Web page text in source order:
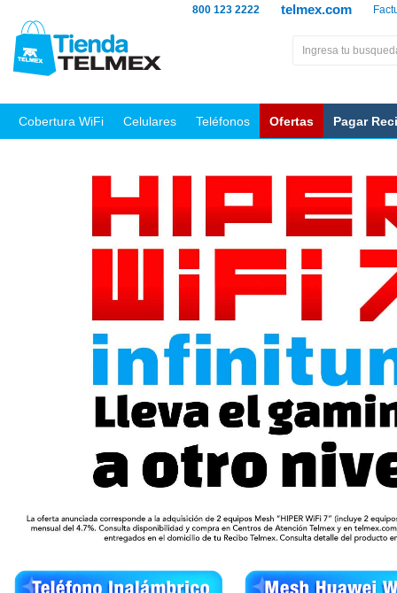
telmex.com
800 123 2222
Cobertura WiFi Celulares Teléfonos Ofertas Pagar